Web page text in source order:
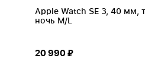
Apple Watch SE 3, 40 мм,
ночь M/L
20 990 ₽